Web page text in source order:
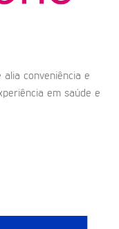
alia conveniência e
em saúde e